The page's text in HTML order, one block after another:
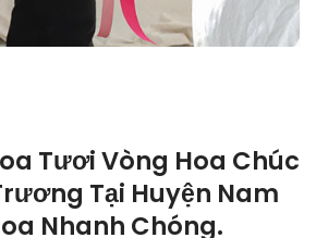
Tươi Vòng Hoa Chúc
Tại Huyện Nam
Nhanh Chóng.